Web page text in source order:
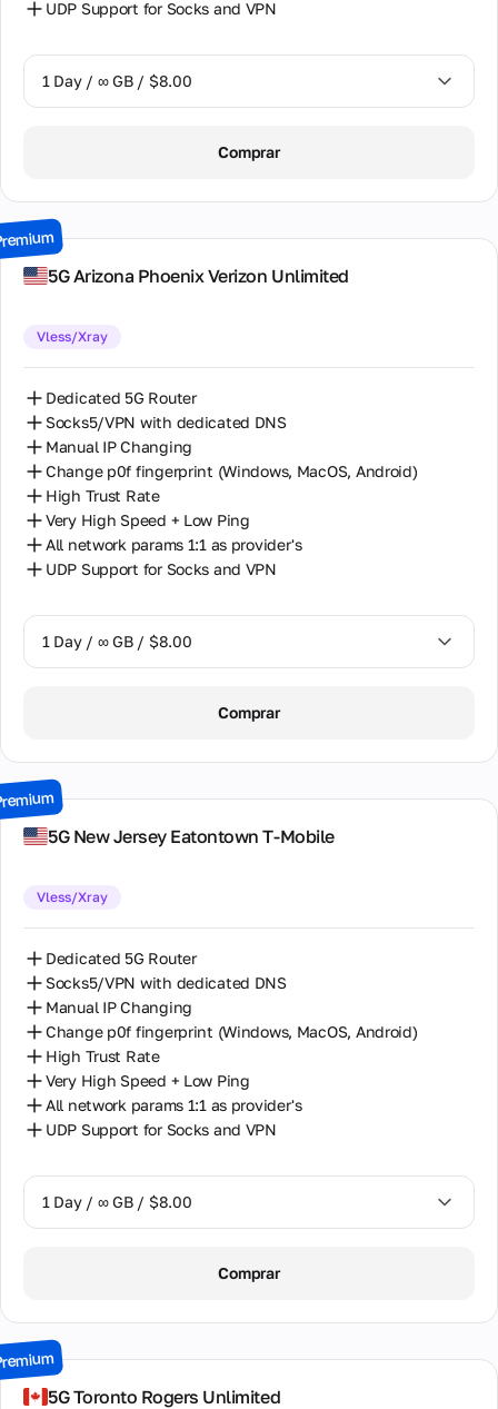
UDP Support for Socks and VPN
1 Day / ∞ GB / $8.00
3 Days / ∞ GB / $21.00
30 Days / ∞ GB / $162.00
Comprar
5G Arizona Phoenix Verizon Unlimited
Vless/Xray
Dedicated 5G Router
Socks5/VPN with dedicated DNS
Manual IP Changing
Change p0f fingerprint (Windows, MacOS, Android)
High Trust Rate
Very High Speed + Low Ping
All network params 1:1 as provider's
UDP Support for Socks and VPN
1 Day / ∞ GB / $8.00
3 Days / ∞ GB / $21.00
30 Days / ∞ GB / $162.00
Comprar
5G New Jersey Eatontown T-Mobile
Vless/Xray
Dedicated 5G Router
Socks5/VPN with dedicated DNS
Manual IP Changing
Change p0f fingerprint (Windows, MacOS, Android)
High Trust Rate
Very High Speed + Low Ping
All network params 1:1 as provider's
UDP Support for Socks and VPN
1 Day / ∞ GB / $8.00
3 Days / ∞ GB / $21.00
Comprar
5G Toronto Rogers Unlimited